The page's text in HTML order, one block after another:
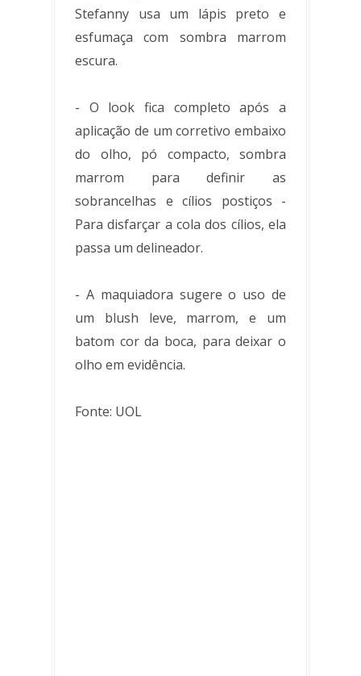
Stefanny usa um lápis preto e
esfumaça com sombra marrom
escura.
- O look fica completo após a
aplicação de um corretivo embaixo
do olho, pó compacto, sombra
marrom para definir as
sobrancelhas e cílios postiços -
Para disfarçar a cola dos cílios, ela
passa um delineador.
- A maquiadora sugere o uso de
um blush leve, marrom, e um
batom cor da boca, para deixar o
olho em evidência.
Fonte: UOL